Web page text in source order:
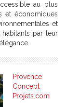
au plus
et économiques
et
par leur
Provence
Concept
Projets.com